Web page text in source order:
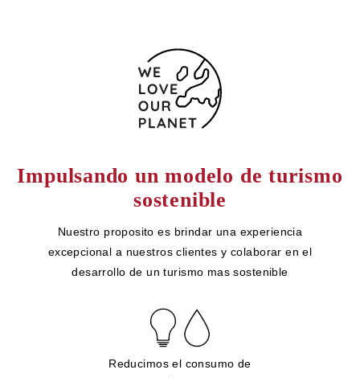
Impulsando un modelo de turismo
sostenible
Nuestro proposito es brindar una experiencia
excepcional a nuestros clientes y colaborar en el
desarrollo de un turismo mas sostenible
Reducimos el consumo de